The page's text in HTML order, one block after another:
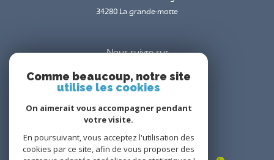
34280 la grande-motte
Nous suivre sur
Adhérents
Comme beaucoup, notre site
utilise les cookies
On aimerait vous accompagner pendant
votre visite.
En poursuivant, vous acceptez l'utilisation des
cookies par ce site, afin de vous proposer des